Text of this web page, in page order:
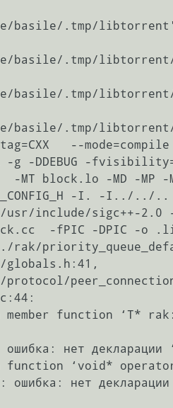
basile/.tmp/libtorrent'
basile/.tmp/
basile/.tmp/
basile/.tmp/
--
-
block.lo -MD -MP
-
usr/include/sigc++-
-fPIC -DPIC -o
function ‘T*
нет декларации
‘void* operator
нет декларации